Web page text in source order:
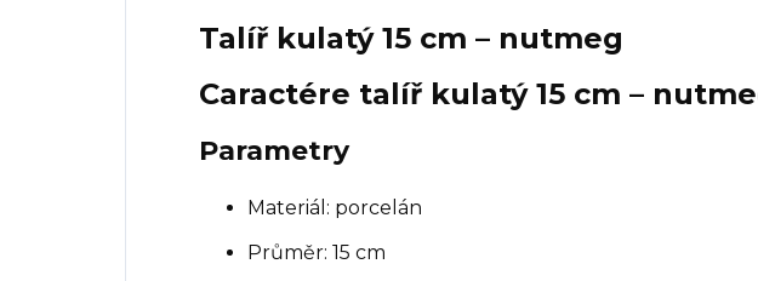
Talíř kulatý 15 cm – nutmeg
Caractére talíř kulatý 15 cm –
Parametry
Materiál: porcelán
Průměr: 15 cm